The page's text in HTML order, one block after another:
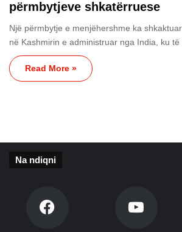
përmbytjeve shkatërruese
Një përmbytje e menjëhershme ka
në Kashmirin e administruar nga India, ku
Read More »
Na ndiqni